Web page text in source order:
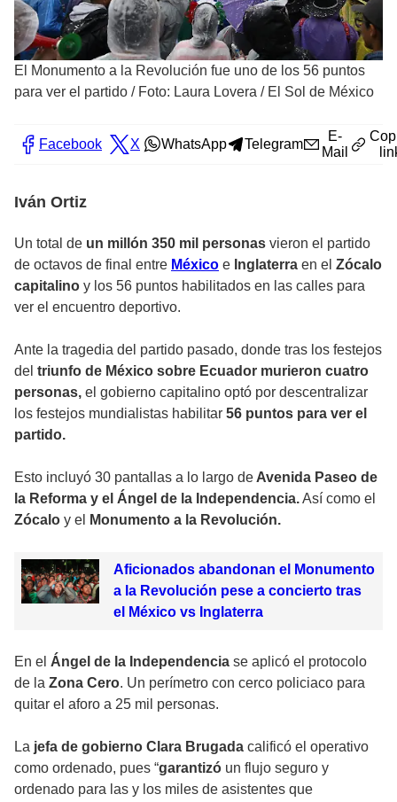
El Monumento a la Revolución fue uno de los 56 puntos
para ver el partido / Foto: Laura Lovera / El Sol de México
Facebook X WhatsApp Telegram
E-
Mail
Iván Ortiz
Un total de un millón 350 mil personas vieron el partido
de octavos de final entre México e Inglaterra en el Zócalo
capitalino y los 56 puntos habilitados en las calles para
ver el encuentro deportivo.
Ante la tragedia del partido pasado, donde tras los festejos
del triunfo de México sobre Ecuador murieron cuatro
personas, el gobierno capitalino optó por descentralizar
los festejos mundialistas habilitar 56 puntos para ver el
partido.
Esto incluyó 30 pantallas a lo largo de Avenida Paseo de
la Reforma y el Ángel de la Independencia.Así como el
Zócalo y el Monumento a la Revolución.
Aficionados abandonan el Monumento
a la Revolución pese a concierto tras
el México vs Inglaterra
En el Ángel de la Independencia se aplicó el protocolo
de la Zona Cero. Un perímetro con cerco policiaco para
quitar el aforo a 25 mil personas.
La jefa de gobierno Clara Brugada calificó el operativo
como ordenado, pues “garantizó un flujo seguro y
ordenado para las y los miles de asistentes que